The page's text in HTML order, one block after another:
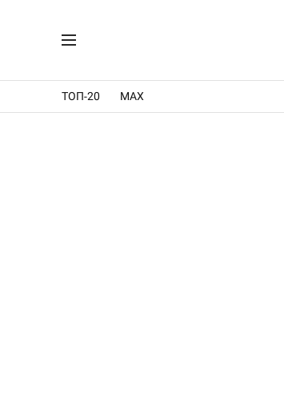
ТОП-20 MAX